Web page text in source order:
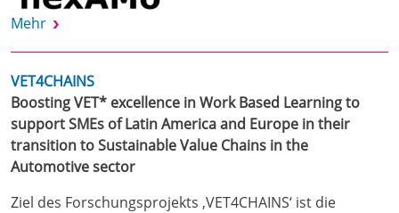
Mehr
VET4CHAINS
Boosting VET* excellence in Work Based Learning to
support SMEs of Latin America and Europe in their
transition to Sustainable Value Chains in the
Automotive sector
Ziel des Forschungsprojekts ‚VET4CHAINS‘ ist die